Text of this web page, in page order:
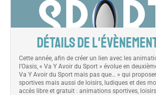
DÉTAILS DE
Cette année, afin de créer un lien avec les
l’Oasis, « Va Y Avoir du Sport » évolue en
Va Y Avoir du Sport mais pas que… » qui
sportives mais aussi de loisirs, ludiques et des
accès libre et gratuit : animations sportives,